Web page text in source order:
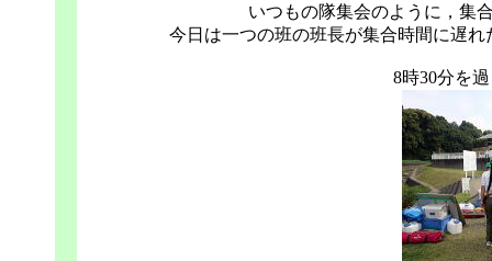
いつもの隊集会のように，集
今日は一つの班の班長が集合時間に遅
8時30分を